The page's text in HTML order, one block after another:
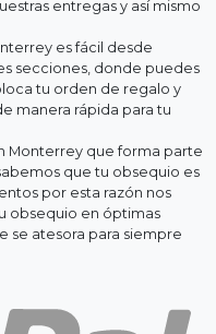
entregas y así mismo
es fácil desde
secciones, donde puedes
tu orden de regalo y
manera rápida para tu
Monterrey que forma parte
que tu obsequio es
por esta razón nos
obsequio en óptimas
se atesora para siempre